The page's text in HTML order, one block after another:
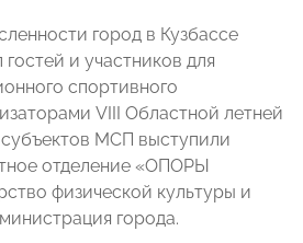
город в Кузбассе
и участников для
спортивного
VIII Областной летней
МСП выступили
отделение «ОПОРЫ
физической культуры и
города.